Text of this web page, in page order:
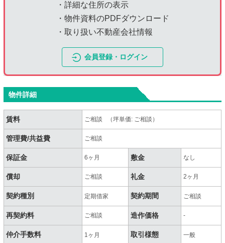
・詳細な住所の表示
・物件資料のPDFダウンロード
・取り扱い不動産会社情報
会員登録・ログイン
物件詳細
賃料 ご相談 （坪単価: ご相談）
管理費/共益費 ご相談
保証金 6ヶ月 敷金 なし
償却 ご相談 礼金 2ヶ月
契約種別 定期借家 契約期間 ご相談
再契約料 ご相談 造作価格 -
仲介手数料 1ヶ月 取引様態 一般